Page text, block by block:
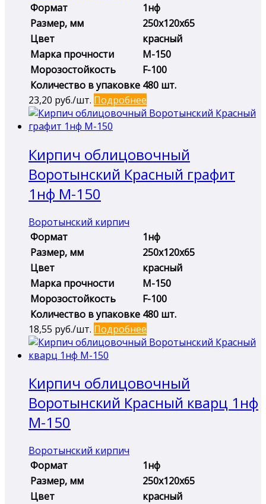
Формат
1нф
Размер, мм
250х120х65
Цвет
красный
Марка прочности
М-150
Морозостойкость
F-100
Количество в упаковке 480 шт.
23,20 руб./шт. Подробнее
Кирпич облицовочный
Воротынский Красный графит
1нф М-150
Воротынский кирпич
Формат
1нф
Размер, мм
250х120х65
Цвет
красный
Марка прочности
М-150
Морозостойкость
F-100
Количество в упаковке 480 шт.
18,55 руб./шт. Подробнее
Кирпич облицовочный
Воротынский Красный кварц 1нф
М-150
Воротынский кирпич
Формат
1нф
Размер, мм
250х120х65
Цвет
красный